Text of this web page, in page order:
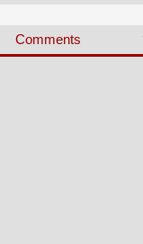
Comments